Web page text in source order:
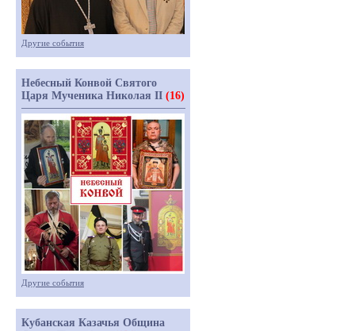
Другие события
Небесный Конвой Святого
Царя Мученика Николая II (16)
Другие события
Кубанская Казачья Община